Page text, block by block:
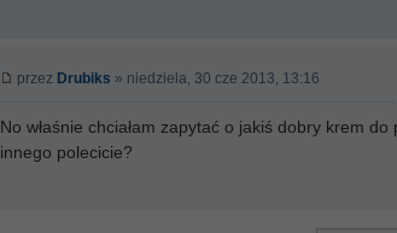
przez Drubiks » niedziela, 30 cze 2013, 13:16
No właśnie chciałam zapytać o jakiś dobry krem
innego polecicie?